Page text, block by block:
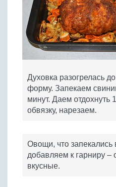
Духовка разогрелась
форму. Запекаем
минут. Даем отдохнуть
обвязку, нарезаем.
Овощи, что запекались
добавляем к гарниру –
вкусные.